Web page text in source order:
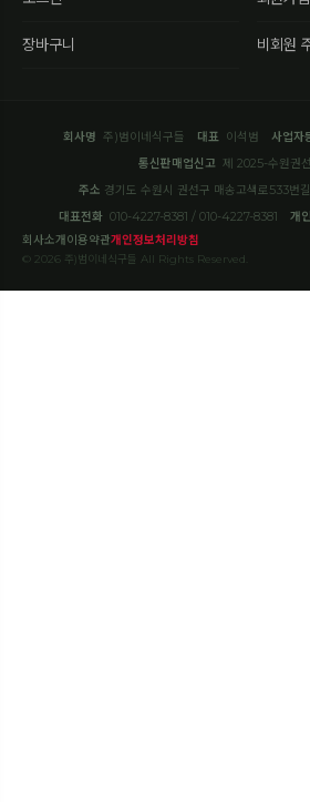
장바구니 비회원
회사명 주)범이네식구들 대표 이석범 사업자
통신판매업신고 제 2025-수원권
주소 경기도 수원시 권선구 매송고색로533번
대표전화 010-4227-8381 / 010-4227-8381 개
회사소개 이용약관개인정보처리방침
© 2026 주)범이네식구들 All Rights Reserved.